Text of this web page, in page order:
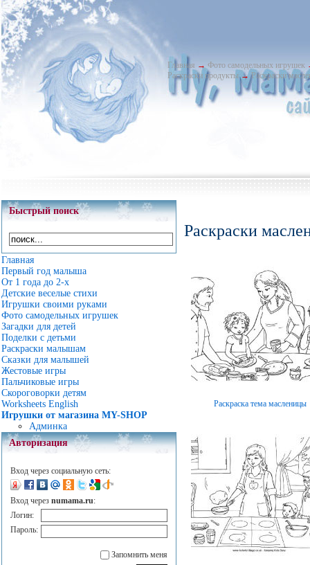
Главная → Фото самодельных игрушек
Раскраски продукты→Раскраски
Быстрый поиск
Главная
Первый год малыша
От 1 года до 2-х
Детские веселые стихи
Игрушки своими руками
Фото самодельных игрушек
Загадки для детей
Поделки с детьми
Раскраски малышам
Сказки для малышей
Жестовые игры
Пальчиковые игры
Скороговорки детям
Worksheets English
Игрушки от магазина MY-SHOP
Админка
Авторизация
Вход через социальную сеть:
Вход через numama.ru:
Логин:
Пароль:
Запомнить меня
Раскраски
Раскраска тема масленицы